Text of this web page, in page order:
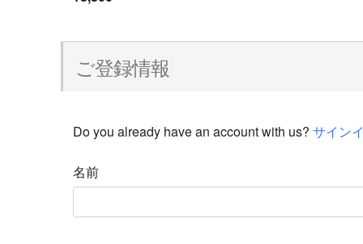
ご登録情報
Do you already have an account with us? サイン
名前